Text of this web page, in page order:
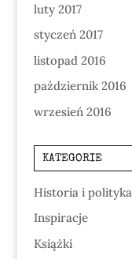
luty 2017
styczeń 2017
listopad 2016
październik 2016
wrzesień 2016
KATEGORIE
Historia i polityka
Inspiracje
Książki